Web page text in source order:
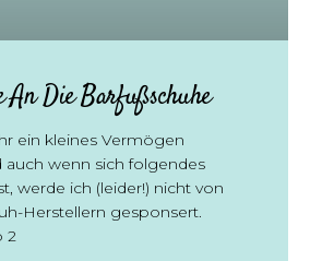
An Die Barfußschuhe
ein kleines Vermögen
auch wenn sich folgendes
werde ich (leider!) nicht von
Herstellern gesponsert.
2